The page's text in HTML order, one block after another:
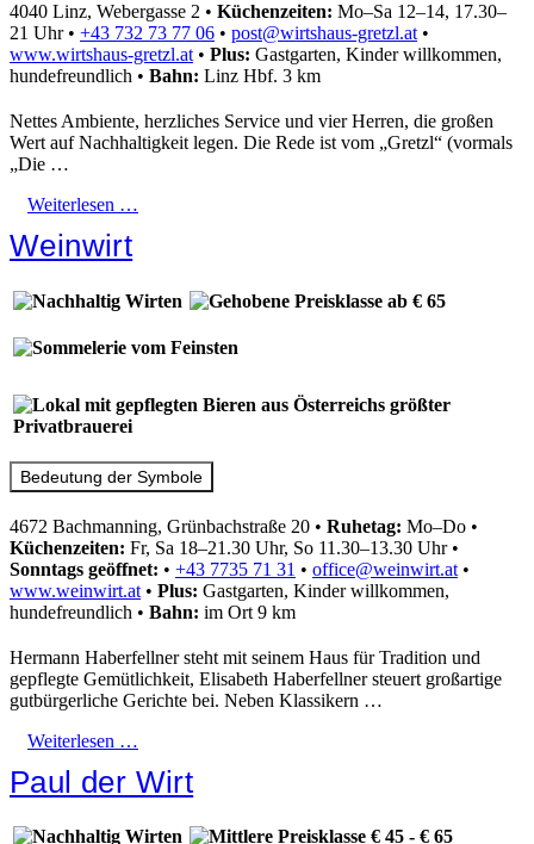
4040 Linz, Webergasse 2 • Küchenzeiten: Mo–Sa 12–14, 17.30–
21 Uhr• +43 732 73 77 06 • post@wirtshaus-gretzl.at •
www.wirtshaus-gretzl.at • Plus: Gastgarten, Kinder willkommen,
hundefreundlich • Bahn: Linz Hbf. 3 km
Nettes Ambiente, herzliches Service und vier Herren, die großen
Wert auf Nachhaltigkeit legen. Die Rede ist vom „Gretzl“ (vormals
„Die …
Weiterlesen …
Weinwirt
Bedeutung der Symbole
4672 Bachmanning, Grünbachstraße 20 • Ruhetag: Mo–Do •
Küchenzeiten: Fr, Sa 18–21.30 Uhr, So 11.30–13.30 Uhr•
Sonntags geöffnet: • +43 7735 71 31 • office@weinwirt.at •
www.weinwirt.at • Plus: Gastgarten, Kinder willkommen,
hundefreundlich • Bahn: im Ort 9 km
Hermann Haberfellner steht mit seinem Haus für Tradition und
gepflegte Gemütlichkeit, Elisabeth Haberfellner steuert großartige
gutbürgerliche Gerichte bei. Neben Klassikern …
Weiterlesen …
Paul der Wirt